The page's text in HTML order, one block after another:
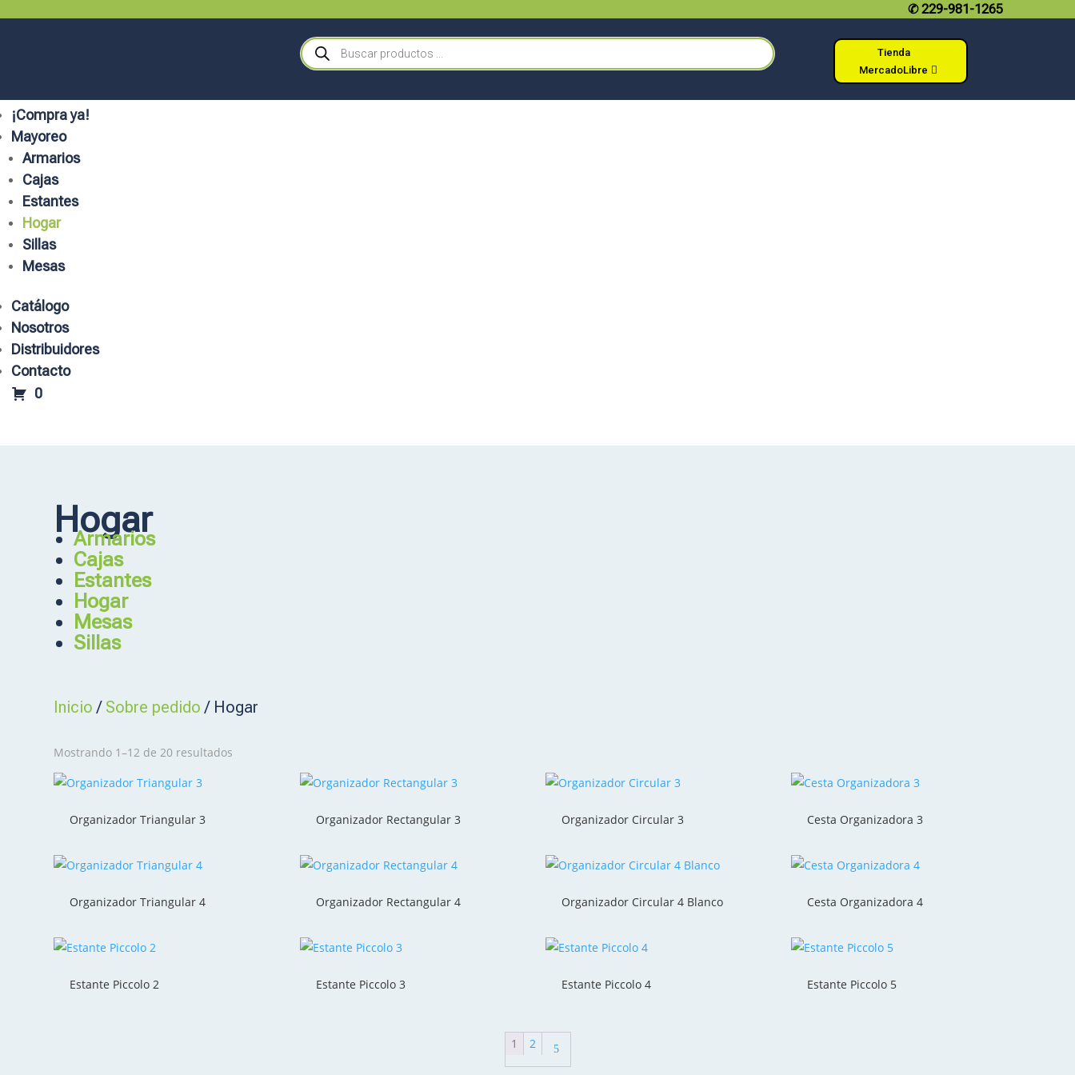
✆229-981-1265
Búsqueda
de
productos
Tienda
MercadoLibre
¡Compra ya!
Mayoreo
Armarios
Cajas
Estantes
Hogar
Sillas
Mesas
Catálogo
Nosotros
Distribuidores
Contacto
0
Hogar
Armarios
Cajas
Estantes
Hogar
Mesas
Sillas
Inicio / Sobre pedido / Hogar
Mostrando 1–12 de 20 resultados
Organizador Triangular 3 Organizador Rectangular 3 Organizador Circular 3 Cesta Organizadora 3
Organizador Triangular 4 Organizador Rectangular 4 Organizador Circular 4 Blanco Cesta Organizadora 4
Estante Piccolo 2 Estante Piccolo 3 Estante Piccolo 4 Estante Piccolo 5
1 2 5